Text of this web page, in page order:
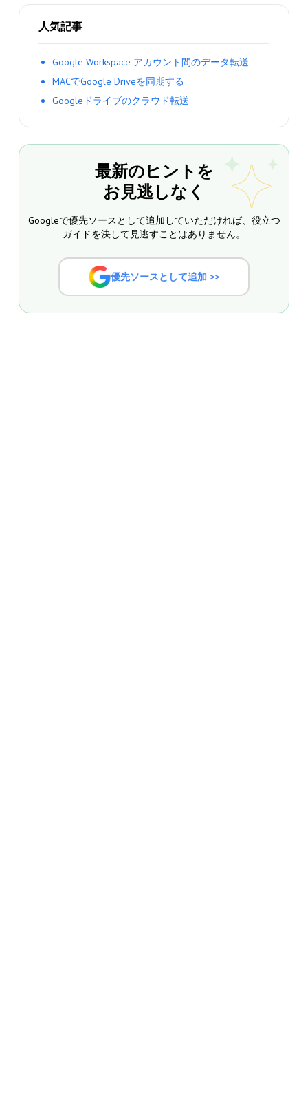
人気記事
Google Workspace アカウント間のデータ転送
MACでGoogle Driveを同期する
Googleドライブのクラウド転送
最新のヒントを
お見逃しなく
Googleで優先ソースとして追加していただければ、役立つ
ガイドを決して見逃すことはありません。
優先ソースとして追加 >>